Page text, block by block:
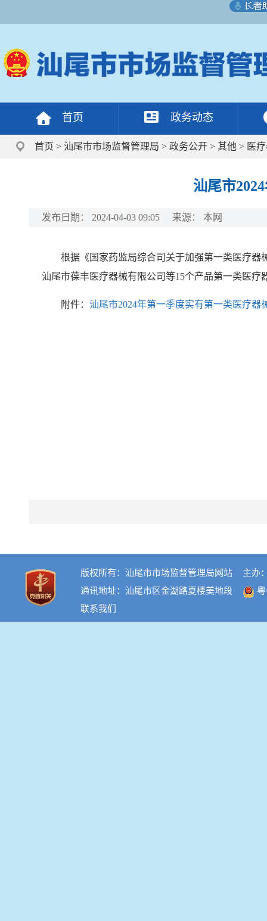
首页 政务动态
首页 > 汕尾市市场监督管理局 > 政务公开 > 其他 > 医
汕尾市
发布日期： 2024-04-03 09:05 来源： 本网
根据《国家药监局综合司关于加强第一类医疗器
汕尾市葆丰医疗器械有限公司等15个产品第一类医疗
附件： 汕尾市2024年第一季度实有第一类医疗器
版权所有：汕尾市市场监督管理局网站
主办
通讯地址：汕尾市区金湖路夏楼美地段
联系我们